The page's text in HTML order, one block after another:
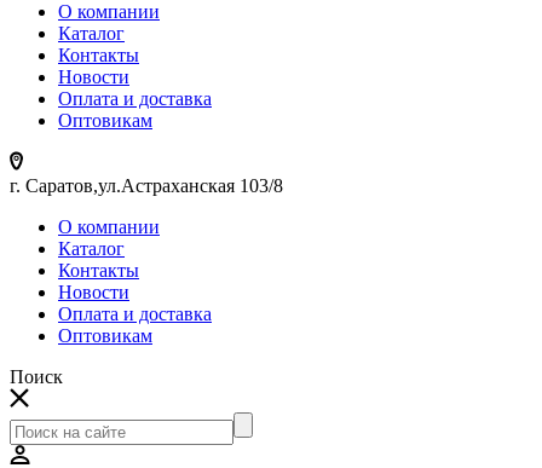
О компании
Каталог
Контакты
Новости
Оплата и доставка
Оптовикам
г. Саратов,ул.Астраханская 103/8
О компании
Каталог
Контакты
Новости
Оплата и доставка
Оптовикам
Поиск